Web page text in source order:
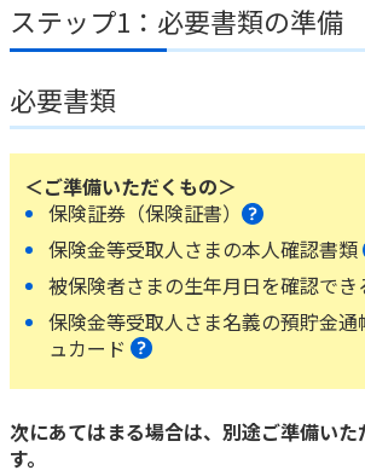
マイページでできること
新規登録
ログイン
ご契約内容の確認
お客さまに関する情報等の確認の
保険の探し方のポイント
保険かんたん診断
これからのライフイベントでかか
保険料のお払込方法
お問い合わせ先
医療
お金
子育て
ライフプラン
健康情報
かんぽアプリ～かんぽの健康と安
経営理念・経営戦略
会社概要
財務情報
株主・投資家のみなさまへ
日本郵政グループとしての取り組み
採用情報
CM・オウンドメディア／ソーシャ
株主・投資家のみなさまへ
採用情報
English
ステップ1：必要書類の準備
必要書類
＜ご準備いただくもの＞
保険証券（保険証書）
保険金等受取人さまの本人確認書類
被保険者さまの生年月日を確認でき
保険金等受取人さま名義の預貯金
ュカード
次にあてはまる場合は、別途ご準備い
す。